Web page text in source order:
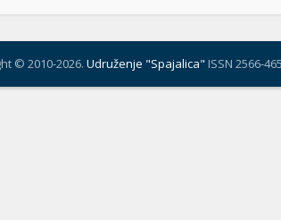
© 2010-2026. Udruženje "Spajalica" ISSN 2566-